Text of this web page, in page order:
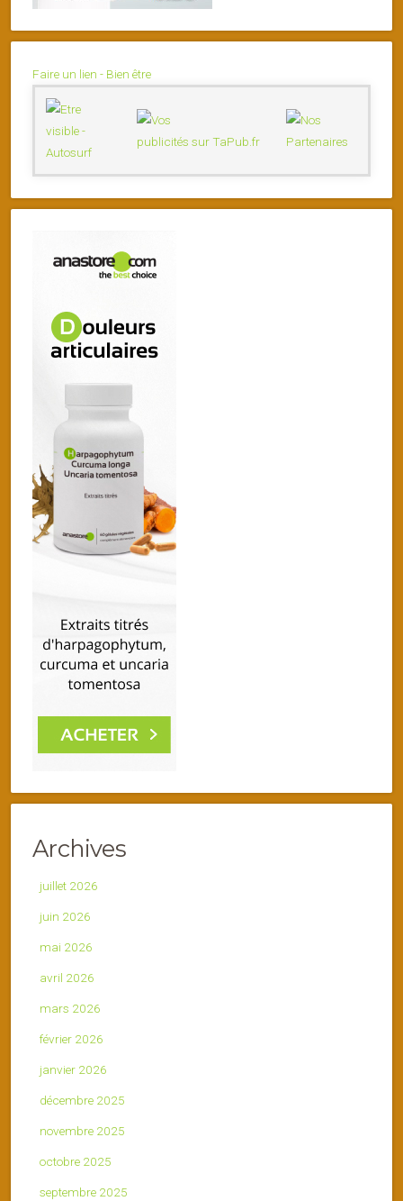
Faire un lien - Bien être
Archives
juillet 2026
juin 2026
mai 2026
avril 2026
mars 2026
février 2026
janvier 2026
décembre 2025
novembre 2025
octobre 2025
septembre 2025